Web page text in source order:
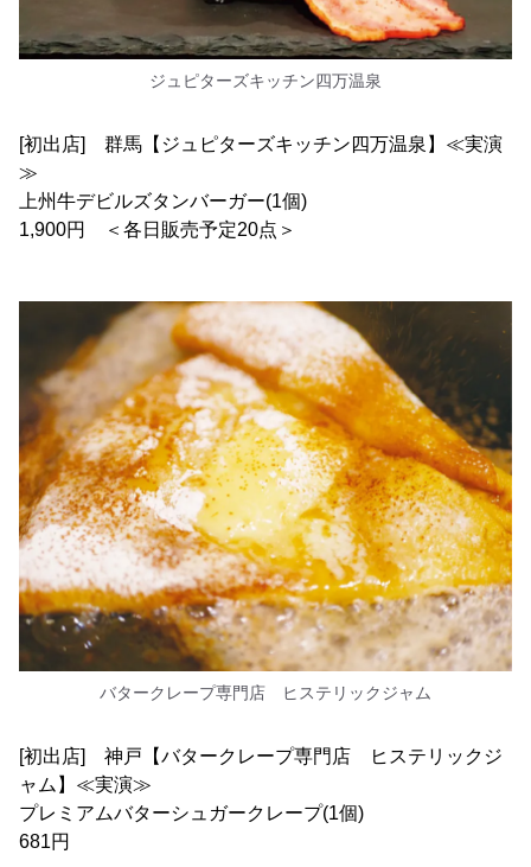
ジュピターズキッチン四万温泉
[初出店] 群馬【ジュピターズキッチン四万温泉】≪実演
≫
上州牛デビルズタンバーガー(1個)
1,900円 ＜各日販売予定20点＞
バタークレープ専門店 ヒステリックジャム
[初出店] 神戸【バタークレープ専門店 ヒステリックジ
ャム】≪実演≫
プレミアムバターシュガークレープ(1個)
681円